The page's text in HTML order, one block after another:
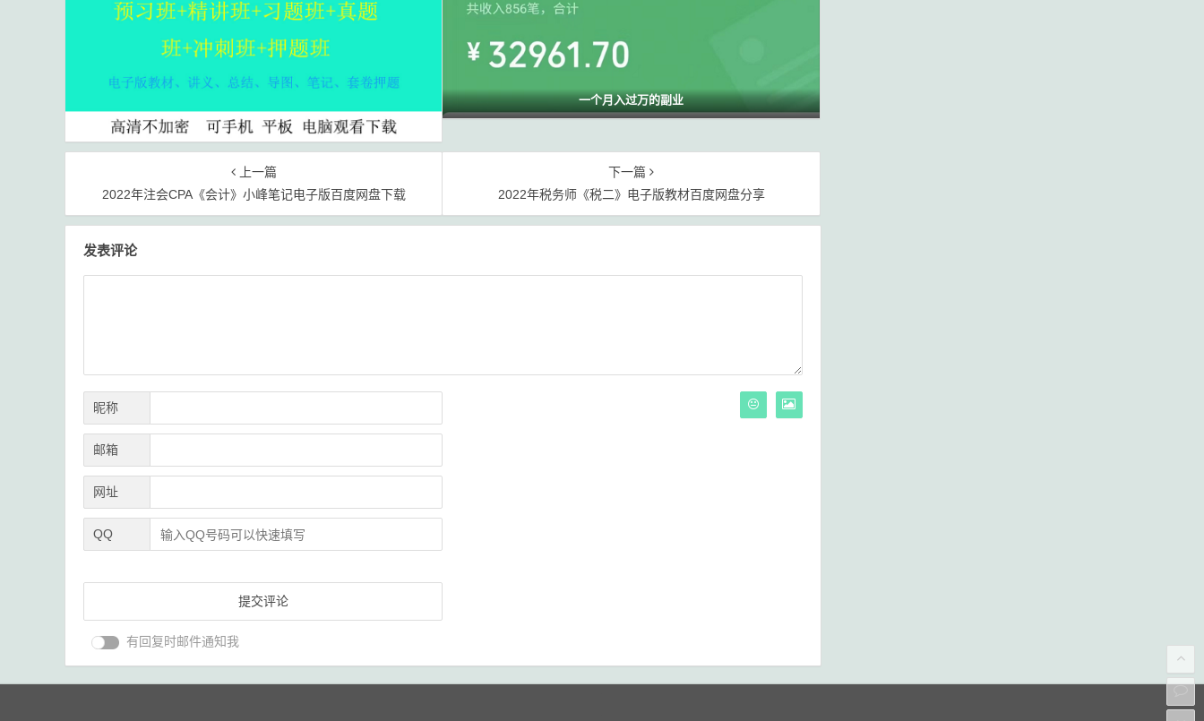
一个月入过万的副业
上一篇
2022年注会CPA《会计》小峰笔记电子版百度网盘下载
下一篇
2022年税务师《税二》电子版教材百度网盘分享
发表评论
昵称
邮箱
网址
QQ
有回复时邮件通知我